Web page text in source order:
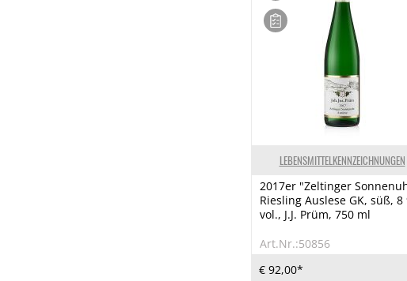
LEBENSMITTELKENNZEICHNUNGEN
2017er "Zeltinger
Riesling Auslese GK, süß, 8
vol., J.J. Prüm, 750 ml
Art.Nr.:50856
€ 92,00*